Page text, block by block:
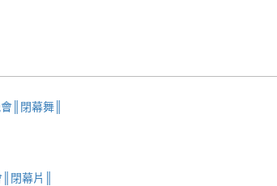
║閉幕舞║
║閉幕片║